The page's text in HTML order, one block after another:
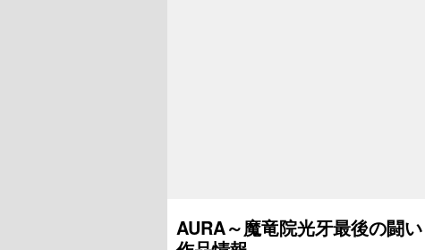
AURA～魔竜院光牙最後の闘